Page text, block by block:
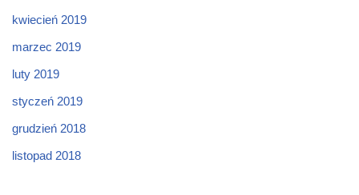
kwiecień 2019
marzec 2019
luty 2019
styczeń 2019
grudzień 2018
listopad 2018